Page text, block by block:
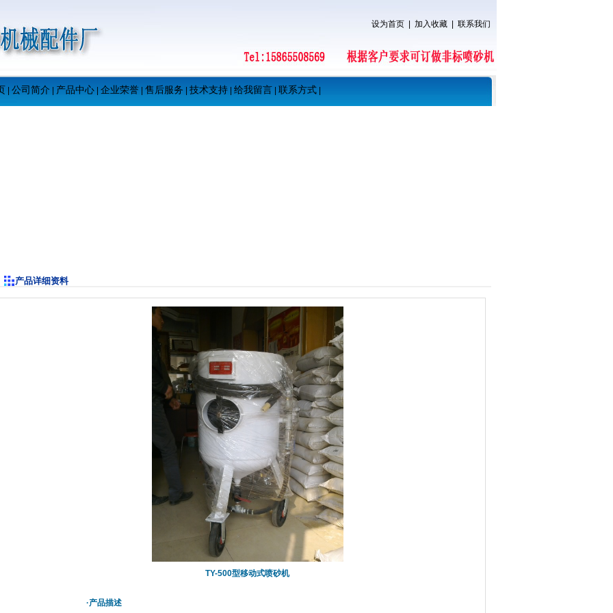
设为首页| 加入收藏| 联系我们
公司简介 产品中心| 企业荣誉| 售后服务 技术支持| 给我留言 联系方式|
产品详细资料
TY-500型移动式喷砂机
·产品描述